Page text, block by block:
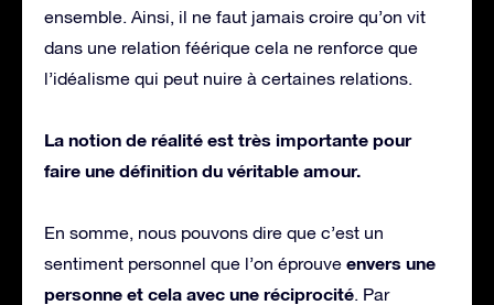
ensemble. Ainsi, il ne faut jamais croire qu’on vit
dans une relation féérique cela ne renforce que
l’idéalisme qui peut nuire à certaines relations.
La notion de réalité est très importante pour
faire une définition du véritable amour.
En somme, nous pouvons dire que c’est un
sentiment personnel que l’on éprouve envers une
personne et cela avec une réciprocité. Par